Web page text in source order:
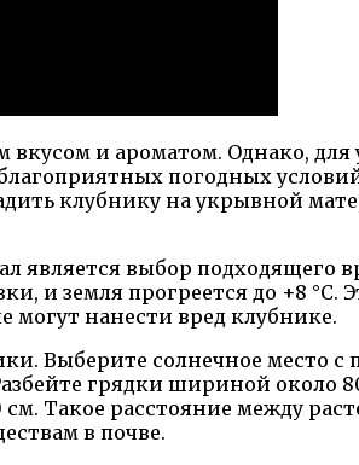
вкусом и ароматом. Однако,
погодных
клубнику на укрывной
выбор подходящего
и земля прогреется до +8 °C.
могут нанести вред клубнике.
Выберите солнечное место
грядки шириной около
Такое расстояние между
в почве.